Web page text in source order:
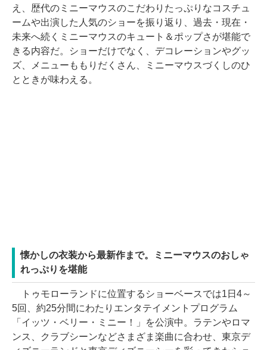
え、歴代のミニーマウスのこだわりたっぷりなコスチュ
ームや出演した人気のショーを振り返り、過去・現在・
未来へ続くミニーマウスのキュート＆ポップさが堪能で
きる内容だ。ショーだけでなく、デコレーションやグッ
ズ、メニューももりだくさん、ミニーマウスづくしのひ
とときが味わえる。
懐かしの衣装から最新作まで。ミニーマウスのおしゃ
れっぷりを堪能
トゥモローランドに位置するショーベースでは1日4～
5回、約25分間にわたりエンタテイメントプログラム
「イッツ・ベリー・ミニー！」を公演中。ラテンやロマ
ンス、クラブシーンなどさまざま楽曲に合わせ、東京デ